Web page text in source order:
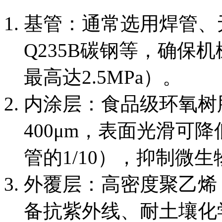
基管：通常选用焊管
Q235B碳钢等，确保
最高达2.5MPa）。
内涂层：食品级环氧
400μm，表面光滑可
管的1/10），抑制微生
外覆层：高密度聚乙烯
备抗紫外线、耐土壤